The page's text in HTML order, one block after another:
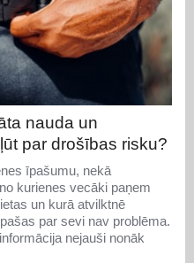
nauda un
par drošības risku?
īpašumu, nekā
kurienes vecāki paņem
un kurā atvilktnē
par sevi nav problēma.
nejauši nonāk